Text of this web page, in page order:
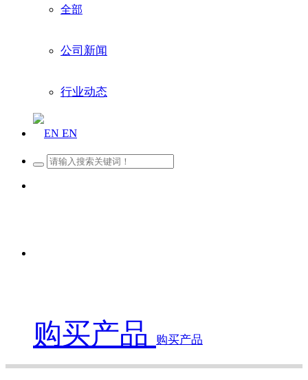
全部
公司新闻
行业动态
EN
购买产品 购买产品